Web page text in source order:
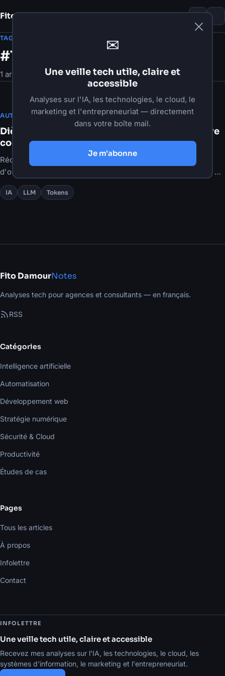
Fito DamourNotes
TAG
#Tokens
1 article
AUTOMATISATION ·21 mai 2026·6 min de lecture
Diète de tokens : Caveman vs RTK pour réduire
coûts et latence des LLM
Réduisez coûts et latence des LLM avec deux formats
d'output (Caveman et RTK) + modèles de prompts et règles de
choix.
IA LLM Tokens
Fito DamourNotes
Analyses tech pour agences et consultants — en français.
RSS
Catégories
Intelligence artificielle
Automatisation
Développement web
Stratégie numérique
Sécurité & Cloud
Productivité
Études de cas
Pages
Tous les articles
À propos
Infolettre
Contact
INFOLETTRE
Une veille tech utile, claire et accessible
Recevez mes analyses sur l'IA, les technologies, le cloud, les
systèmes d'information, le marketing et l'entrepreneuriat.
✉
Une veille tech utile, claire et
accessible
Analyses sur l'IA, les technologies, le cloud, le
marketing et l'entrepreneuriat — directement
dans votre boîte mail.
Je m'abonne